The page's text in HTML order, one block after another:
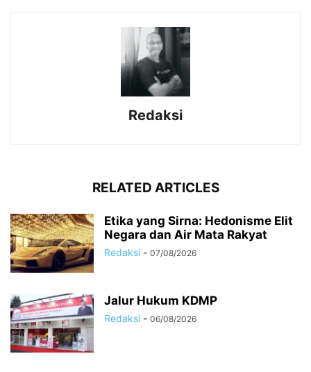
Redaksi
RELATED ARTICLES
Etika yang Sirna: Hedonisme Elit
Negara dan Air Mata Rakyat
Redaksi - 07/08/2026
Jalur Hukum KDMP
Redaksi - 06/08/2026